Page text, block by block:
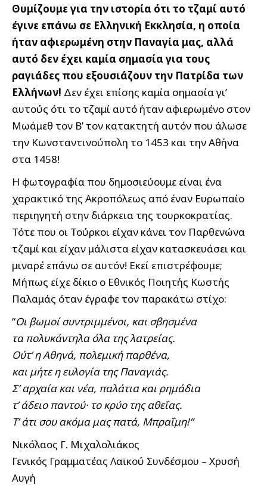
Θυμίζουμε για την ιστορία ότι το τζαμί αυτό
έγινε επάνω σε Ελληνική Εκκλησία, η οποία
ήταν αφιερωμένη στην Παναγία μας, αλλά
αυτό δεν έχει καμία σημασία για τους
ραγιάδες που εξουσιάζουν την Πατρίδα των
Ελλήνων! Δεν έχει επίσης καμία σημασία γι’
αυτούς ότι το τζαμί αυτό ήταν αφιερωμένο στον
Μωάμεθ τον Β’ τον κατακτητή αυτόν που άλωσε
την Κωνσταντινούπολη το 1453 και την Αθήνα
στα 1458!
Η φωτογραφία που δημοσιεύουμε είναι ένα
χαρακτικό της Ακροπόλεως από έναν Ευρωπαίο
περιηγητή στην διάρκεια της τουρκοκρατίας.
Τότε που οι Τούρκοι είχαν κάνει τον Παρθενώνα
τζαμί και είχαν μάλιστα είχαν κατασκευάσει και
μιναρέ επάνω σε αυτόν! Εκεί επιστρέφουμε;
Μήπως είχε δίκιο ο Εθνικός Ποιητής Κωστής
Παλαμάς όταν έγραφε τον παρακάτω στίχο:
“Οι βωμοί συντριμμένοι, και σβησμένα
τα πολυκάντηλα όλα της λατρείας.
Ούτ’ η Αθηνά, πολεμική παρθένα,
και μήτε η ευλογία της Παναγιάς.
Σ’ αρχαία και νέα, παλάτια και ρημάδια
τ’ άδειο παντού· το κρύο της αθεΐας.
Τ’ άτι σου ακόμα μας πατά, Μπραΐμη!”
Νικόλαος Γ. Μιχαλολιάκος
Γενικός Γραμματέας Λαϊκού Συνδέσμου – Χρυσή
Αυγή